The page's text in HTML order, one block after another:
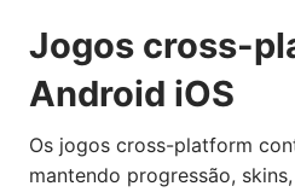
Jogos cross-
Android iOS
Os jogos cross-platform
mantendo progressão,